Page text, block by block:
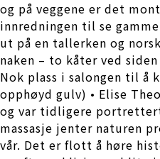
og på veggene er det
innredningen til se
ut på en tallerken og
naken – to kåter ved
Nok plass i salongen til å
opphøyd gulv) • Elise
og var tidligere
massasje jenter naturen
vår. Det er flott å høre